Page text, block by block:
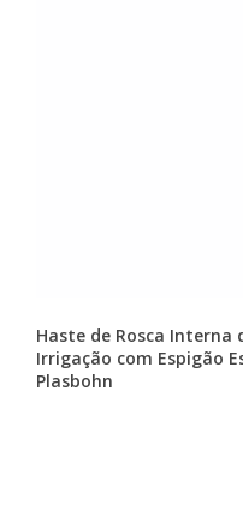
Haste de Rosca Interna
Irrigação com Espigão
Plasbohn